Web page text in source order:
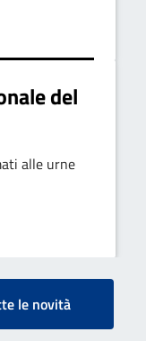
del
alle urne
le novità